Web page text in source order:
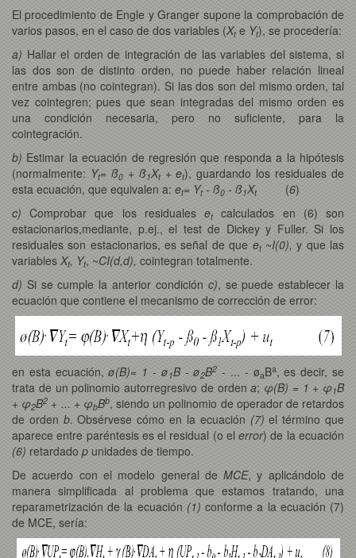
El procedimiento de Engle y Granger supone la comprobación de
varios pasos, en el caso de dos variables (Xt e Yt), se procedería:
a) Hallar el orden de integración de las variables del sistema, si
las dos son de distinto orden, no puede haber relación lineal
entre ambas (no cointegran). Si las dos son del mismo orden, tal
vez cointegren; pues que sean integradas del mismo orden es
una condición necesaria, pero no suficiente, para la
cointegración.
b) Estimar la ecuación de regresión que responda a la hipótesis
(normalmente: Yt= ß0+ ß1Xt+ et), guardando los residuales de
esta ecuación, que equivalen a: et= Yt - ß0 - ß1Xt (6)
c) Comprobar que los residualeset
calculados en (6) son
estacionarios,mediante, p.ej., el test de Dickey y Fuller. Si los
residuales son estacionarios, es señal de que et~I(0), y que las
variables Xt, Yt, ~CI(d,d), cointegran totalmente.
d) Si se cumple la anterior condición c), se puede establecer la
ecuación que contiene el mecanismo de corrección de error:
en esta ecuación,ø(B)= 1 - ø1B - ø2B2 - ... - øaBa, es decir, se
trata de un polinomio autorregresivo de ordena; φ(B) = 1 + φ 1B
+ φ2B2 + ... + φbBb, siendo un polinomio de operador de retardos
de orden b. Obsérvese cómo en la ecuación (7)el término que
aparece entre paréntesis es el residual (o elerror) de la ecuación
(6) retardado p unidades de tiempo.
De acuerdo con el modelo general deMCE, y aplicándolo de
manera simplificada al problema que estamos tratando, una
reparametrización de la ecuación (1) conforme a la ecuación (7)
de MCE, sería: